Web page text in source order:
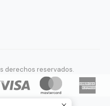
derechos reservados.